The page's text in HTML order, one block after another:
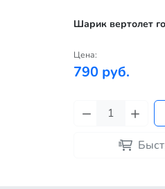
Шарик вертолет
Цена:
790 руб.